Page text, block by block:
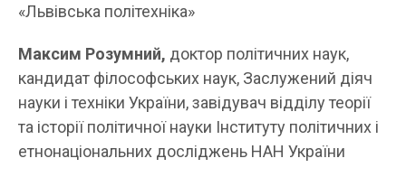
«Львівська політехніка»
Максим Розумний, доктор політичних наук,
кандидат філософських наук, Заслужений діяч
науки і техніки України, завідувач відділу теорії
та історії політичної науки Інституту політичних і
етнонаціональних досліджень НАН України